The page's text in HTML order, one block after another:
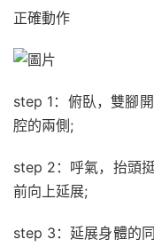
正確動作
step 1：俯臥，雙腳
腔的兩側;
step 2：呼氣，抬頭
前向上延展;
step 3：延展身體的